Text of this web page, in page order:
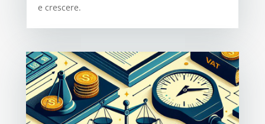
e crescere.